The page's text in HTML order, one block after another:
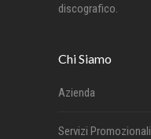
discografico.
Chi Siamo
Azienda
Servizi Promozionali